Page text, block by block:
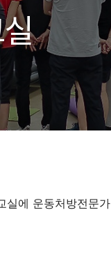
실에 운동처방전문가